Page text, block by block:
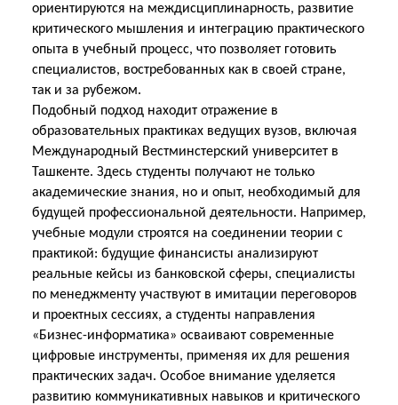
ориентируются на междисциплинарность, развитие
критического мышления и интеграцию практического
опыта в учебный процесс, что позволяет готовить
специалистов, востребованных как в своей стране,
так и за рубежом.
Подобный подход находит отражение в
образовательных практиках ведущих вузов, включая
Международный Вестминстерский университет в
Ташкенте. Здесь студенты получают не только
академические знания, но и опыт, необходимый для
будущей профессиональной деятельности. Например,
учебные модули строятся на соединении теории с
практикой: будущие финансисты анализируют
реальные кейсы из банковской сферы, специалисты
по менеджменту участвуют в имитации переговоров
и проектных сессиях, а студенты направления
«Бизнес-информатика» осваивают современные
цифровые инструменты, применяя их для решения
практических задач. Особое внимание уделяется
развитию коммуникативных навыков и критического